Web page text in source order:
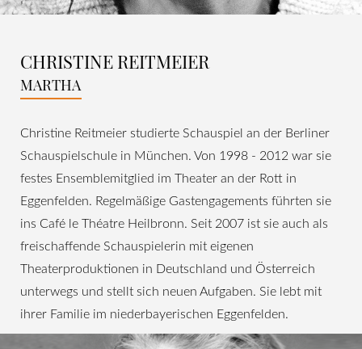
CHRISTINE REITMEIER
MARTHA
Christine Reitmeier studierte Schauspiel an der Berliner
Schauspielschule in München. Von 1998 - 2012 war sie
festes Ensemblemitglied im Theater an der Rott in
Eggenfelden. Regelmäßige Gastengagements führten sie
ins Café le Théatre Heilbronn. Seit 2007 ist sie auch als
freischaffende Schauspielerin mit eigenen
Theaterproduktionen in Deutschland und Österreich
unterwegs und stellt sich neuen Aufgaben. Sie lebt mit
ihrer Familie im niederbayerischen Eggenfelden.